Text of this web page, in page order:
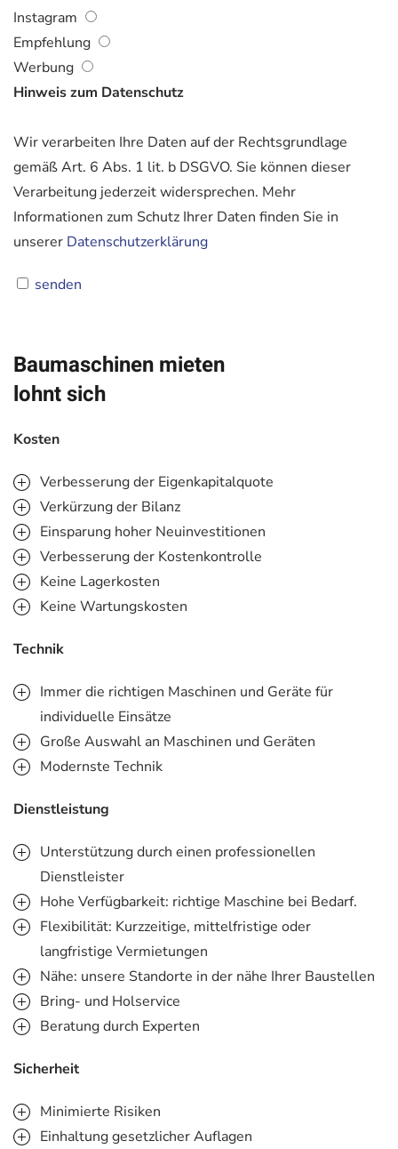
Instagram
Empfehlung
Werbung
Hinweis zum Datenschutz
Wir verarbeiten Ihre Daten auf der Rechtsgrundlage
gemäß Art. 6 Abs. 1 lit. b DSGVO. Sie können dieser
Verarbeitung jederzeit widersprechen. Mehr
Informationen zum Schutz Ihrer Daten finden Sie in
unserer Datenschutzerklärung
senden
Baumaschinen mieten
lohnt sich
Kosten
Verbesserung der Eigenkapitalquote
Verkürzung der Bilanz
Einsparung hoher Neuinvestitionen
Verbesserung der Kostenkontrolle
Keine Lagerkosten
Keine Wartungskosten
Technik
Immer die richtigen Maschinen und Geräte für
individuelle Einsätze
Große Auswahl an Maschinen und Geräten
Modernste Technik
Dienstleistung
Unterstützung durch einen professionellen
Dienstleister
Hohe Verfügbarkeit: richtige Maschine bei Bedarf.
Flexibilität: Kurzzeitige, mittelfristige oder
langfristige Vermietungen
Nähe: unsere Standorte in der nähe Ihrer Baustellen
Bring- und Holservice
Beratung durch Experten
Sicherheit
Minimierte Risiken
Einhaltung gesetzlicher Auflagen